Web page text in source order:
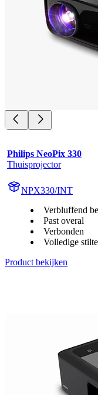
Philips NeoPix 330
Thuisprojector
NPX330/INT
Verbluffend
Past overal
Verbonden
Volledige
Product bekijken